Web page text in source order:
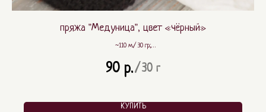
пряжа "Медуница", цвет «чёрный»
~110 м./ 30 гр.;
90 р./30 г
КУПИТЬ